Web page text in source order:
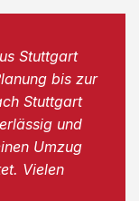
Stuttgart
bis zur
Stuttgart
und
Umzug
Vielen